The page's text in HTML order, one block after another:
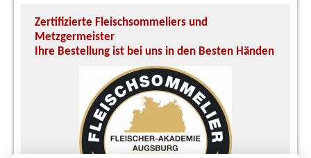
Zertifizierte Fleischsommeliers und
Metzgermeister
Ihre Bestellung ist bei uns in den Besten Händen